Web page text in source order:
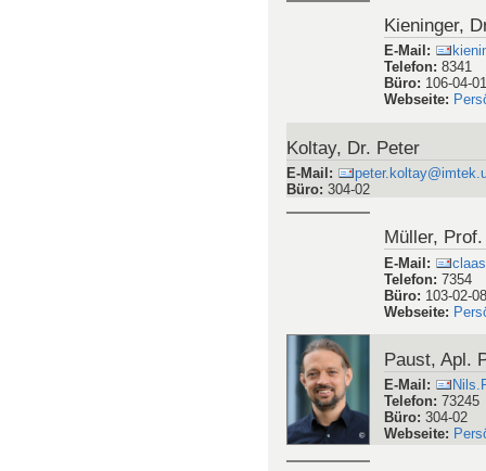
E-Mail:
Telefon :0761
Büro:102-02-
E-Mail
Telefon:8341
: 106-04-
Koltay, Dr. Peter
E-Mail:
Telefon :7354
Büro:103-02-
Webseite: